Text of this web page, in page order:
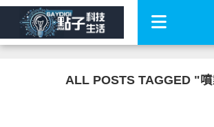
ALL POSTS TAGGED "